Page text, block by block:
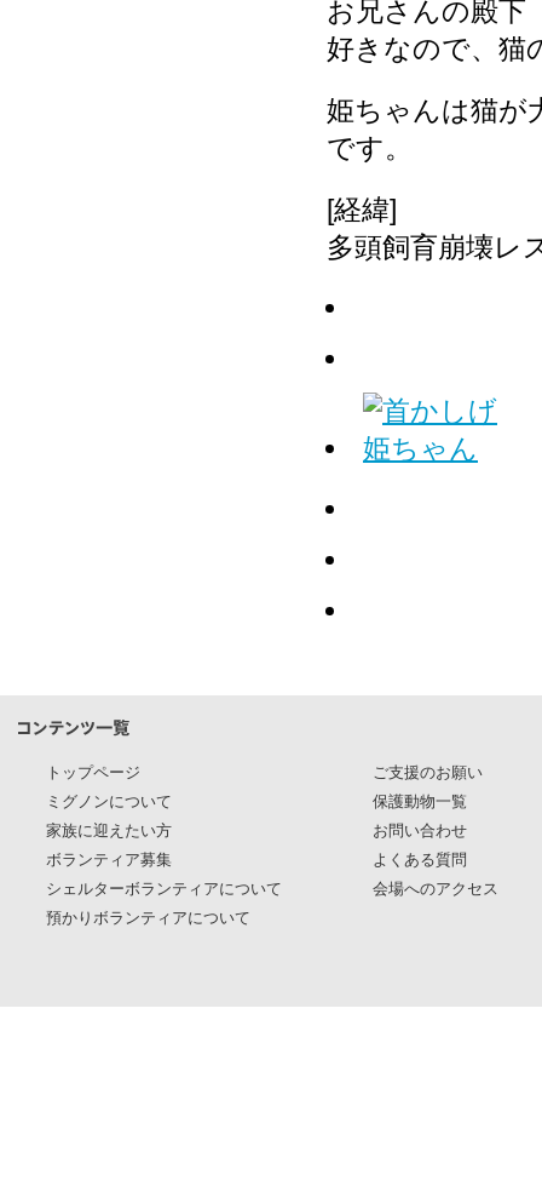
お兄さんの殿下
好きなので、猫
姫ちゃんは猫が
です。
[経緯]
多頭飼育崩壊レ
トップページ
ミグノンについて
家族に迎えたい方
ボランティア募集
シェルターボランティアについて
預かりボランティアについて
ご支援のお願い
保護動物一覧
お問い合わせ
よくある質問
会場へのアクセス